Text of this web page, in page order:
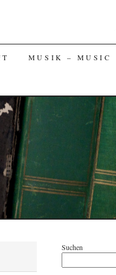
MUSIK – MUSIC
Suchen